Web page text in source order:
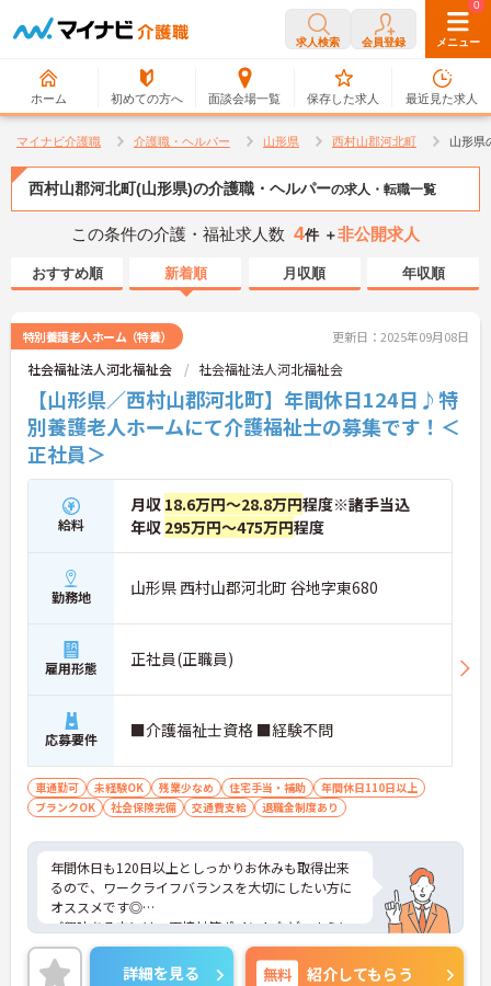
求人検索 会員登録 メニュー
ホーム 初めての方へ 面談会場一覧
0
保存した求人
0
最近見た求人
マイナビ介護職 介護職・ヘルパー 山形県 西村山郡河北町 山形県
西村山郡河北町(山形県)の介護職・ヘルパーの求人・転職一覧
この条件の介護・福祉求人数 4件 ＋非公開求人
おすすめ順 新着順 月収順 年収順
特別養護老人ホーム（特養） 更新日：2025年09月08日
社会福祉法人河北福祉会 社会福祉法人河北福祉会
【山形県／西村山郡河北町】年間休日124日♪特
別養護老人ホームにて介護福祉士の募集です！＜
正社員＞
給料
月収 18.6万円～28.8万円程度※諸手当込
年収 295万円～475万円程度
勤務地 山形県 西村山郡河北町 谷地字東680
雇用形態 正社員(正職員)
応募要件 ■介護福祉士資格 ■経験不問
車通勤可 未経験OK 残業少なめ 住宅手当・補助
年間休日110日以上
ブランクOK
社会保険完備 交通費支給 退職金制度あり
年間休日も120日以上としっかりお休みも取得出来
るので、ワークライフバランスを大切にしたい方に
オススメです◎
ご興味ある方には、面接対策ポイントなど、さらに
詳細をお話しいたしますのでお気軽にご相談くださ
い。
詳細を見る 無料 紹介してもらう